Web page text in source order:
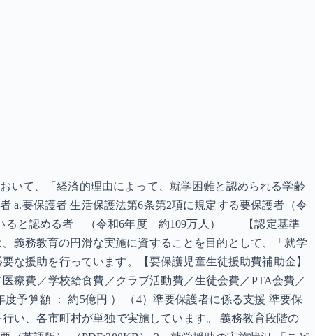
いて、「経済的理由によって、就学困難と認められる学齢
a.要保護者 生活保護法第6条第2項に規定する要保護者（令
いると認める者 （令和6年度 約109万人） 【認定基準
義務教育の円滑な実施に資することを目的として、「就学
な援助を行っています。【要保護児童生徒援助費補助金】
療費／学校給食費／クラブ活動費／生徒会費／PTA会費／
予算額 ： 約5億円 ） （4）準要保護者に係る支援 準要保
い、各市町村が単独で実施しています。 義務教育段階の